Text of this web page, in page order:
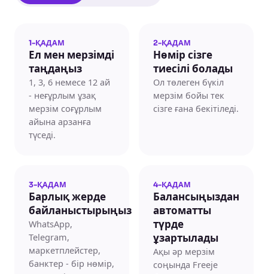
1-ҚАДАМ
Ел мен мерзімді
таңдаңыз
1, 3, 6 немесе 12 ай
- неғұрлым ұзақ
мерзім соғұрлым
айына арзанға
түседі.
2-ҚАДАМ
Нөмір сізге
тиесілі болады
Ол төлеген бүкіл
мерзім бойы тек
сізге ғана бекітіледі.
3-ҚАДАМ
Барлық жерде
байланыстырыңыз
WhatsApp,
Telegram,
маркетплейстер,
банктер - бір нөмір,
4-ҚАДАМ
Балансыңыздан
автоматты
түрде
ұзартылады
Ақы әр мерзім
соңында Freeje